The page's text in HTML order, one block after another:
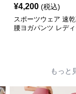
¥4,200 (税込)
スポーツウェア 速
腰ヨガパンツ レデ
もっと